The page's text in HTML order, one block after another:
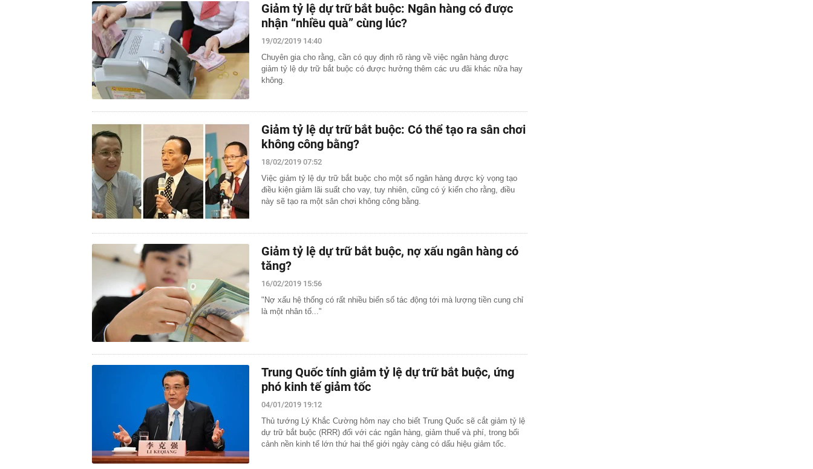
Giảm tỷ lệ dự trữ bắt buộc: Ngân hàng có được
nhận “nhiều quà” cùng lúc?
19/02/2019 14:40
Chuyên gia cho rằng, cần có quy định rõ ràng về việc ngân hàng được
giảm tỷ lệ dự trữ bắt buộc có được hưởng thêm các ưu đãi khác nữa hay
không.
Giảm tỷ lệ dự trữ bắt buộc: Có thể tạo ra sân chơi
không công bằng?
18/02/2019 07:52
Việc giảm tỷ lệ dự trữ bắt buộc cho một số ngân hàng được kỳ vọng tạo
điều kiện giảm lãi suất cho vay, tuy nhiên, cũng có ý kiến cho rằng, điều
này sẽ tạo ra một sân chơi không công bằng.
Giảm tỷ lệ dự trữ bắt buộc, nợ xấu ngân hàng có
tăng?
16/02/2019 15:56
"Nợ xấu hệ thống có rất nhiều biến số tác động tới mà lượng tiền cung chỉ
là một nhân tố..."
Trung Quốc tính giảm tỷ lệ dự trữ bắt buộc, ứng
phó kinh tế giảm tốc
04/01/2019 19:12
Thủ tướng Lý Khắc Cường hôm nay cho biết Trung Quốc sẽ cắt giảm tỷ lệ
dự trữ bắt buộc (RRR) đối với các ngân hàng, giảm thuế và phí, trong bối
cảnh nền kinh tế lớn thứ hai thế giới ngày càng có dấu hiệu giảm tốc.